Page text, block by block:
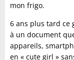
mon frigo.
6 ans plus tard ce
à un document
appareils,
en « cute girl »